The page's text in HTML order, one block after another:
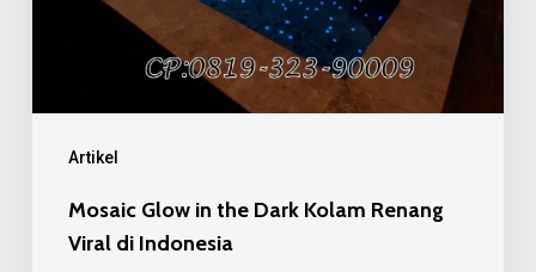
Artikel
Renang
Mosaic Glow in the Dark Kolam Renang
Viral di Indonesia